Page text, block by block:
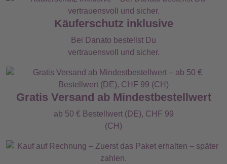
Käuferschutz inklusive
Bei Danato bestellst Du
vertrauensvoll und sicher.
Gratis Versand ab Mindestbestellwert
ab 50 € Bestellwert (DE), CHF 99
(CH)